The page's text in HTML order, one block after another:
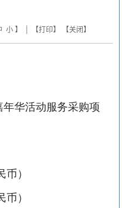
小】 | 【打印】 【关闭】
华活动服务采购项
币）
币）